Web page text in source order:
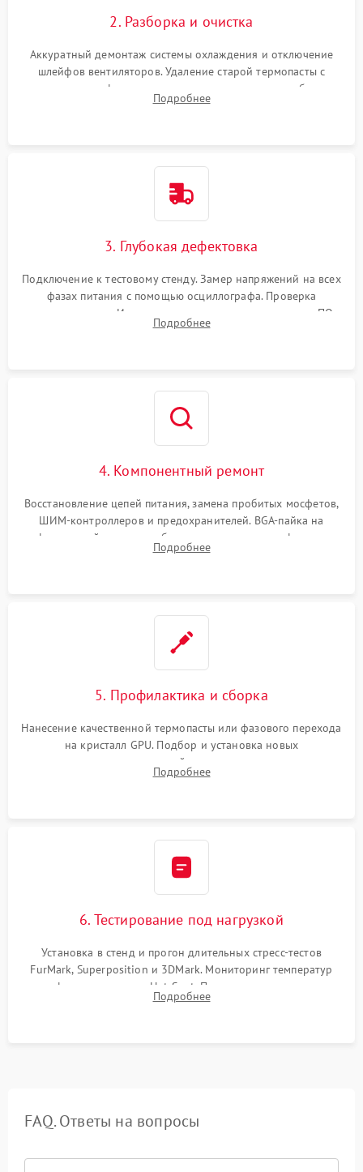
2. Разборка и очистка
Аккуратный демонтаж системы охлаждения и отключение
шлейфов вентиляторов. Удаление старой термопасты с
кристалла графического чипа и термопрокладок с банок
памяти и зоны VRM. Очистка платы от пыли и окислов.
Подробнее
3. Глубокая дефектовка
Подключение к тестовому стенду. Замер напряжений на всех
фазах питания с помощью осциллографа. Проверка
инициализации. Использование специализированного ПО
MATS
Подробнее
4. Компонентный ремонт
Восстановление цепей питания, замена пробитых мосфетов,
ШИМ-контроллеров и предохранителей. BGA-пайка на
инфракрасной станции реболлинг или замена графического
чипа и дефектной памяти GDDR. Прошивка BIOS
Подробнее
5. Профилактика и сборка
Нанесение качественной термопасты или фазового перехода
на кристалл GPU. Подбор и установка новых
термопрокладок правильной толщины на память и цепи
питания. Монтаж радиатора и бэкплейта, подключение и
Подробнее
6. Тестирование под нагрузкой
Установка в стенд и прогон длительных стресс-тестов
FurMark, Superposition и 3DMark. Мониторинг температур
графического чипа и Hot Spot. Проверка на отсутствие
артефактов изображения, вылетов драйвера и зависаний.
Подробнее
FAQ. Ответы на вопросы